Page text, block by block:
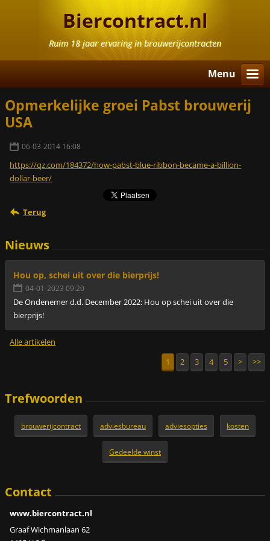
Biercontract.nl
Ruim 18 jaar ervaring in brouwerijcontracten
Menu
Opmerkelijke groei Pabst brouwerij
USA
06-03-2014 16:08
https://qz.com/184372/how-pabst-blue-ribbon-became-a-billion-
dollar-beer/
Terug
Nieuws
Hou op, schei uit over die bierprijs!
04-01-2023 09:20
De Ondenemer d.d. December 2022: Hou op schei uit over die
bierprijs!
Alle artikelen
1
2 3 4 5 > >>
Trefwoorden
brouwerijcontract adviesbureau adviesopties kosten
Gedeelde winst
Contact
www.biercontract.nl
Graaf Wichmanlaan 62